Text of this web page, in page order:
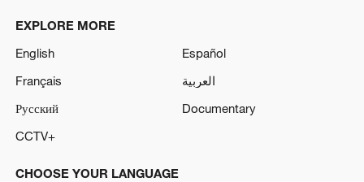
EXPLORE MORE
English
Español
Français
العربية
Русский
Documentary
CCTV+
CHOOSE YOUR LANGUAGE